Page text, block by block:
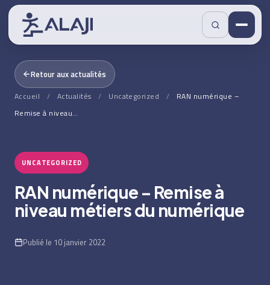
Retour aux actualités
Accueil / Actualités / Uncategorized /
RAN numérique –
Remise à niveau…
UNCATEGORIZED
RAN numérique – Remise à
niveau métiers du numérique
Publié le 10 janvier 2022